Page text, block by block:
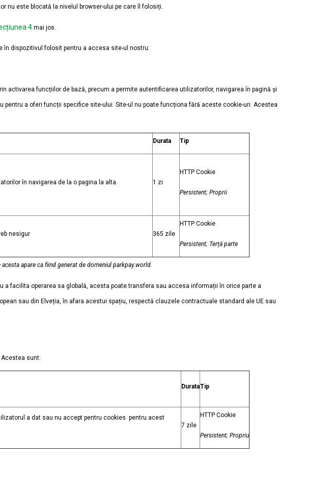
nu este blocată la nivelul browser-ului pe care îl folosiți.
4 mai jos.
dispozitivul folosit pentru a accesa site-ul nostru:
funcțiilor de bază, precum a permite autentificarea utilizatorilor, navigarea în pagină şi
a oferi funcții specifice site-ului. Site-ul nu poate funcționa fără aceste cookie-uri. Acestea
Durata Tip
în navigarea de la o pagina la alta. 1 zi
HTTP Cookie
Persistent; Proprii
nesigur 365 zile
HTTP Cookie
Persistent; Terță parte
apare ca fiind generat de domeniul parkpay.world.
a facilita operarea sa globală, acesta poate transfera sau accesa informații în orice parte a
sau din Elveția, în afara acestui spațiu, respectă clauzele contractuale standard ale UE sau
sunt:
DurataTip
a dat sau nu accept pentru cookies pentru acest
7 zile
HTTP Cookie
Persistent; Propriu